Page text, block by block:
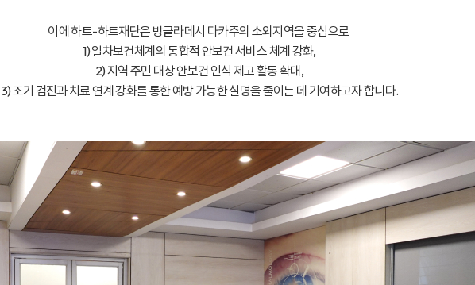
이에 하트-하트재단은 방글라데시 다카주의 소외지역을 중심으로
1) 일차보건체계의 통합적 안보건 서비스 체계 강화,
2) 지역 주민 대상 안보건 인식 제고 활동 확대,
3) 조기 검진과 치료 연계 강화를 통한 예방 가능한 실명을 줄이는 데 기여하고자 합니다.